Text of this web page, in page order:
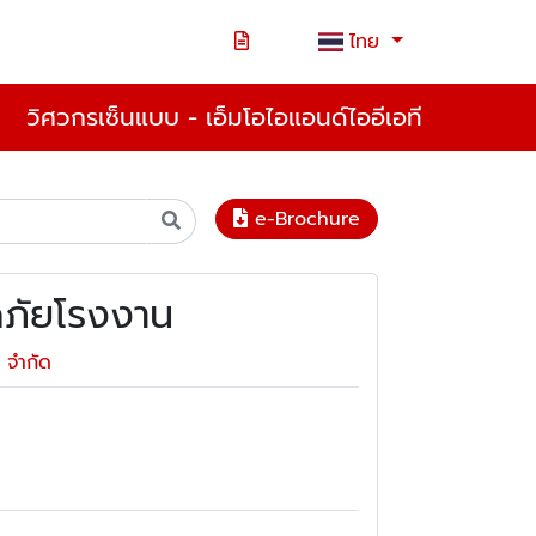
ไทย
วิศวกรเซ็นแบบ - เอ็มโอไอแอนด์ไออีเอที
e-Brochure
ยโรงงาน
ำกัด